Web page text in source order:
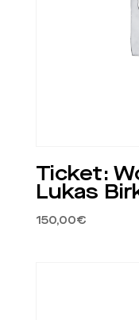
Ticket:
Lukas
150,00€